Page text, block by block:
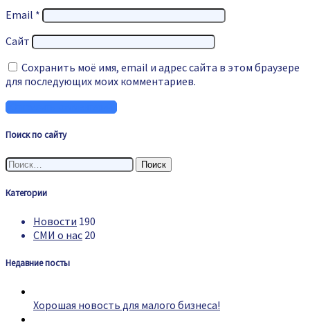
Email *
Сайт
Сохранить моё имя, email и адрес сайта в этом браузере
для последующих моих комментариев.
Поиск по сайту
Найти:
Категории
Новости 190
СМИ о нас 20
Недавние посты
Хорошая новость для малого бизнеса!